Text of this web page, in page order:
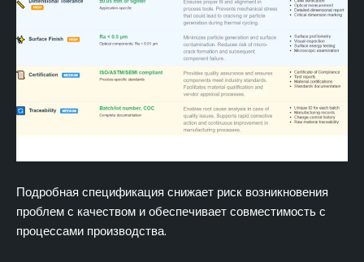
Подробная спецификация снижает риск возникновения
проблем с качеством и обеспечивает совместимость с
процессами производства.